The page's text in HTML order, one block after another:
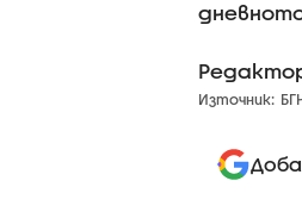
Източник: